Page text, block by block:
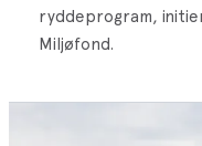
ryddeprogram,
Miljøfond.